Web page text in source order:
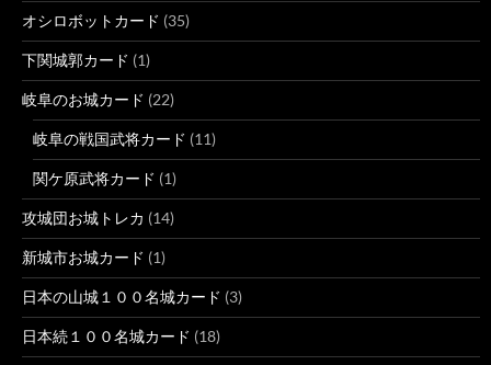
オシロボットカード (35)
下関城郭カード (1)
岐阜のお城カード (22)
岐阜の戦国武将カード (11)
関ケ原武将カード (1)
攻城団お城トレカ (14)
新城市お城カード (1)
日本の山城１００名城カード (3)
日本続１００名城カード (18)